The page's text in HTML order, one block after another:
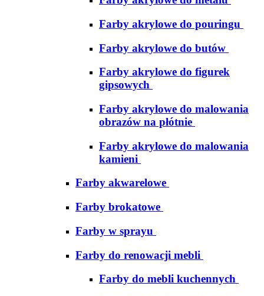
Farby akrylowe do pouringu
Farby akrylowe do butów
Farby akrylowe do figurek
gipsowych
Farby akrylowe do malowania
obrazów na płótnie
Farby akrylowe do malowania
kamieni
Farby akwarelowe
Farby brokatowe
Farby w sprayu
Farby do renowacji mebli
Farby do mebli kuchennych